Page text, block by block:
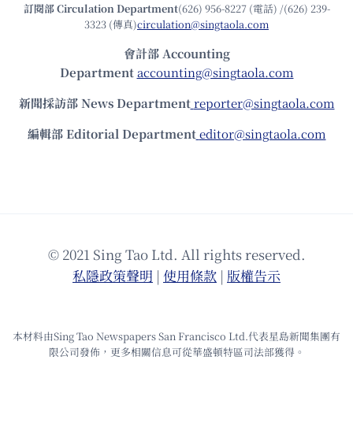
訂閱部 Circulation Department(626) 956-8227 (電話) /(626) 239-
3323 (傳真)circulation@singtaola.com
會計部 Accounting
Department accounting@singtaola.com
新聞採訪部 News Department reporter@singtaola.com
編輯部 Editorial Department editor@singtaola.com
© 2021 Sing Tao Ltd. All rights reserved.
私隱政策聲明 | 使⽤條款 | 版權告⽰
本材料由Sing Tao Newspapers San Francisco Ltd.代表星島新聞集團有
限公司發佈，更多相關信息可從華盛頓特區司法部獲得。